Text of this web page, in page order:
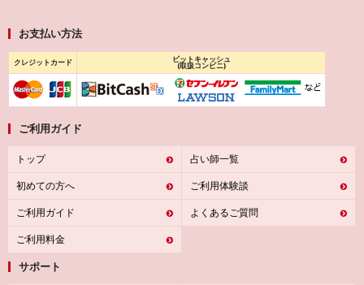
お支払い方法
クレジットカード
ビットキャッシュ
(取扱コンビニ)
ご利用ガイド
トップ
初めての方へ
ご利用ガイド
ご利用料金
占い師一覧
ご利用体験談
よくあるご質問
サポート